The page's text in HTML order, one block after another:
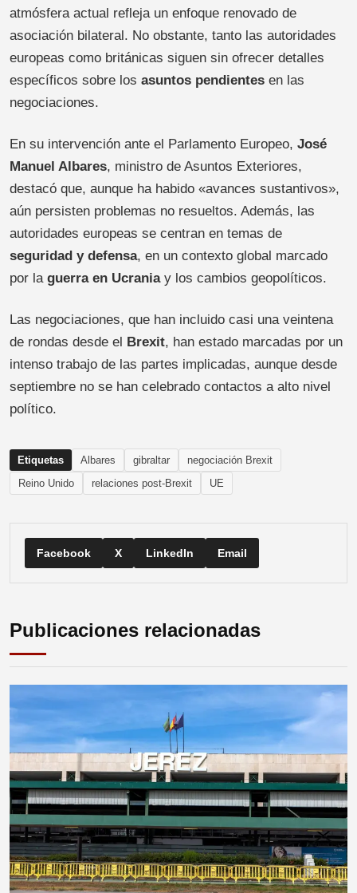
atmósfera actual refleja un enfoque renovado de
asociación bilateral. No obstante, tanto las autoridades
europeas como británicas siguen sin ofrecer detalles
específicos sobre los asuntos pendientes en las
negociaciones.
En su intervención ante el Parlamento Europeo, José
Manuel Albares, ministro de Asuntos Exteriores,
destacó que, aunque ha habido «avances sustantivos»,
aún persisten problemas no resueltos. Además, las
autoridades europeas se centran en temas de
seguridad y defensa, en un contexto global marcado
por la guerra en Ucraniay los cambios geopolíticos.
Las negociaciones, que han incluido casi una veintena
de rondas desde el
Brexit, han estado marcadas por un
intenso trabajo de las partes implicadas, aunque desde
septiembre no se han celebrado contactos a alto nivel
político.
Etiquetas Albares gibraltar
negociación Brexit
Reino Unido
relaciones post-Brexit UE
Facebook X LinkedIn Email
Publicaciones relacionadas